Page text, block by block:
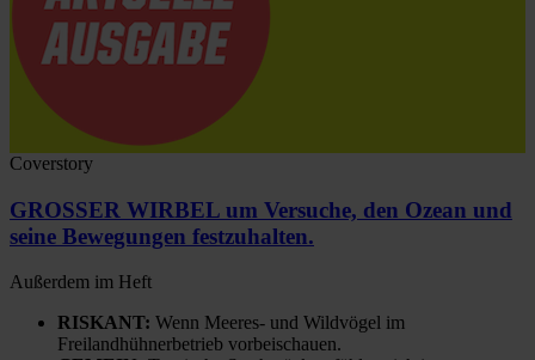
Coverstory
GROSSER WIRBEL um Versuche, den Ozean und
seine Bewegungen festzuhalten.
Außerdem im Heft
RISKANT: Wenn Meeres- und Wildvögel im
Freilandhühnerbetrieb vorbeischauen.